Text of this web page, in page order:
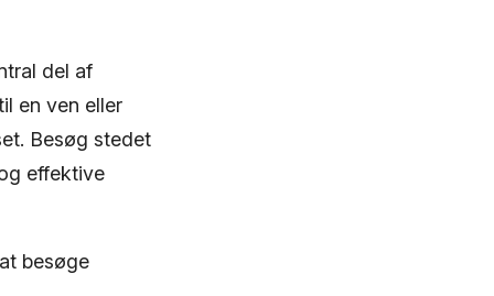
del af
en ven eller
Besøg stedet
effektive
besøge